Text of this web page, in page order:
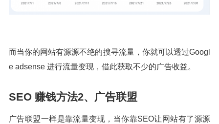
而当你的网站有源源不绝的搜寻流量，你就可以透过Googl
e adsense 进行流量变现，借此获取不少的广告收益。
SEO 赚钱方法2、广告联盟
广告联盟一样是靠流量变现，当你靠SEO让网站有了源源